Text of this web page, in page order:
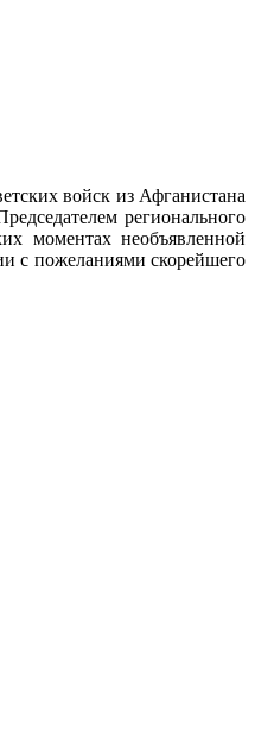
войск из Афганистана
регионального
моментах необъявленной
с пожеланиями скорейшего